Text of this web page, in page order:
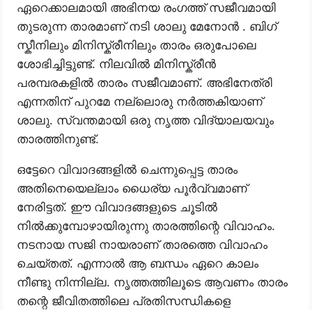
ഏറെക്കാലമായി അഭിനയ രംഗത്ത് സജീവമായി
തുടരുന്ന താരമാണ് നടി ശാലു മേനോൻ . ബിഗ്
സ്കീനിലും മിനിസ്ക്രീനിലും താരം ഒരുപോലെ
ശോഭിച്ചിട്ടുണ്ട്. നിലവിൽ മിനിസ്ക്രീൻ
പരമ്പരകളിൽ താരം സജീവമാണ്. അഭിനേത്രി
എന്നതിന് പുറമേ നല്ലൊരു നർത്തകിയാണ്
ശാലു. സ്വന്തമായി ഒരു നൃത്ത വിദ്യാലയവും
താരത്തിനുണ്ട്.
ഒട്ടേറെ വിവാദങ്ങളിൽ ചെന്നുപ്പെട്ട താരം
അതിനെയെല്ലാം ധൈര്യ പൂർവ്വമാണ്
നേരിട്ടത്. ഈ വിവാദങ്ങളുടെ ചൂടിൽ
നിൽക്കുമ്പോഴായിരുന്നു താരത്തിന്റെ വിവാഹം.
നടനായ സജി നായരാണ് താരത്തെ വിവാഹം
ചെയ്തത്. എന്നാൽ ആ ബന്ധം ഏറെ കാലം
നീണ്ടു നിന്നില്ല. നൃത്തത്തിലൂടെ ആവണം താരം
തന്റെ ജീവിതത്തിലെ പ്രതിസന്ധികളെ